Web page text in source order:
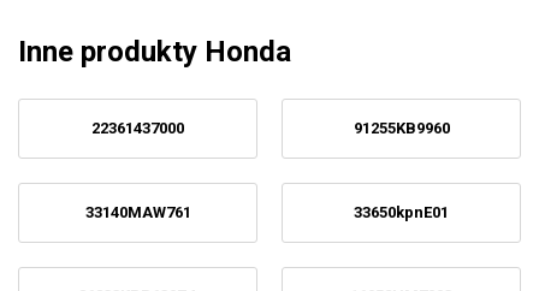
Inne produkty Honda
22361437000 91255KB9960
33140MAW761 33650kpnE01